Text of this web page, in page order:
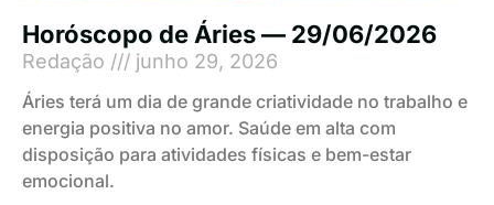
Horóscopo de Áries — 29/06/2026
Redação junho 29, 2026
Áries terá um dia de grande criatividade no trabalho e
energia positiva no amor. Saúde em alta com
disposição para atividades físicas e bem-estar
emocional.